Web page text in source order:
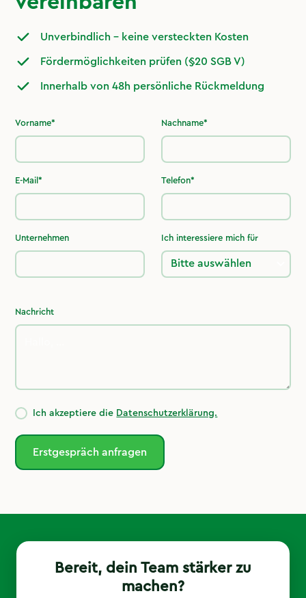
Unverbindlich – keine versteckten Kosten
Fördermöglichkeiten prüfen (§20 SGB V)
Innerhalb von 48h persönliche Rückmeldung
Vorname* Nachname*
E-Mail* Telefon*
Unternehmen Ich interessiere mich für
Nachricht
Ich akzeptiere die Datenschutzerklärung.
Bereit, dein Team stärker zu
machen?